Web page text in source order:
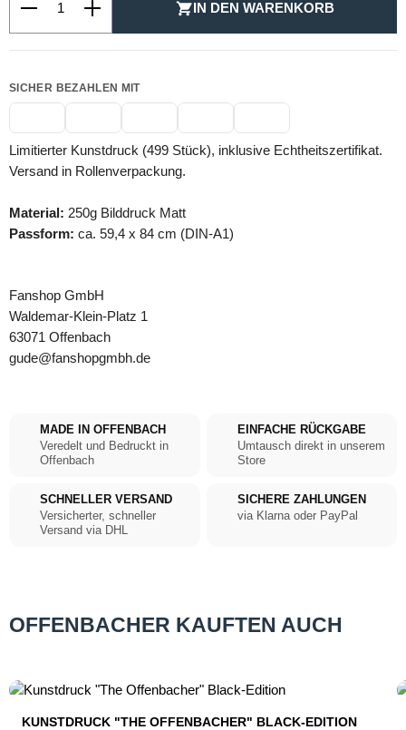
IN DEN WARENKORB
SICHER BEZAHLEN MIT
Limitierter Kunstdruck (499 Stück), inklusive Echtheitszertifikat.
Versand in Rollenverpackung.
Material: 250g Bilddruck Matt
Passform: ca. 59,4 x 84 cm (DIN-A1)
Fanshop GmbH
Waldemar-Klein-Platz 1
63071 Offenbach
gude@fanshopgmbh.de
MADE IN OFFENBACH
Veredelt und Bedruckt in
Offenbach
EINFACHE RÜCKGABE
Umtausch direkt in unserem
Store
SCHNELLER VERSAND
Versicherter, schneller
Versand via DHL
SICHERE ZAHLUNGEN
via Klarna oder PayPal
OFFENBACHER KAUFTEN AUCH
KUNSTDRUCK "THE OFFENBACHER" BLACK-EDITION